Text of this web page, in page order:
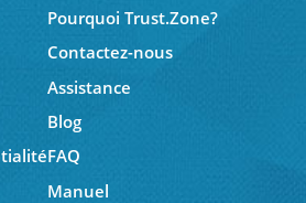
Pourquoi Trust.Zone?
Contactez-nous
Assistance
Blog
FAQ
Manuel